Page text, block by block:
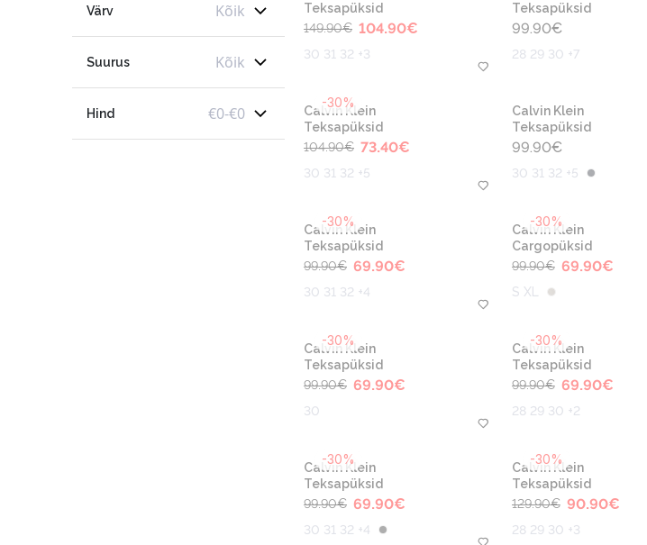
Värv Kõik
Suurus Kõik
Hind €0-€0
Teksapüksid
149.90€ 104.90€
30 31 32 +3
Teksapüksid
99.90€
28 29 30 +7
-30%
Calvin Klein
Teksapüksid
104.90€ 73.40€
30 31 32 +5
Calvin Klein
Teksapüksid
99.90€
30 31 32 +5
-30%
Calvin Klein
Teksapüksid
99.90€ 69.90€
30 31 32 +4
-30%
Calvin Klein
Cargopüksid
99.90€ 69.90€
S XL
-30%
Calvin Klein
Teksapüksid
99.90€ 69.90€
30
-30%
Calvin Klein
Teksapüksid
99.90€ 69.90€
28 29 30 +2
-30%
Calvin Klein
Teksapüksid
99.90€ 69.90€
30 31 32 +4
-30%
Calvin Klein
Teksapüksid
129.90€ 90.90€
28 29 30 +3